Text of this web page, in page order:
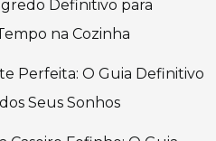
Definitivo para
na Cozinha
Perfeita: O Guia Definitivo
Seus Sonhos